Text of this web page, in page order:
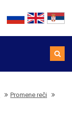
Promene reči